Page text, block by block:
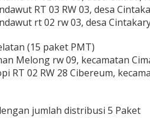
RT 03 RW 03, desa
rt 02 rw 03, desa
(15 paket PMT)
Melong rw 09, kecamatan
RT 02 RW 28 Cibereum,
jumlah distribusi 5 Paket